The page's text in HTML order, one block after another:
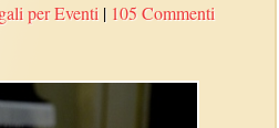
per Eventi | 105 Commenti